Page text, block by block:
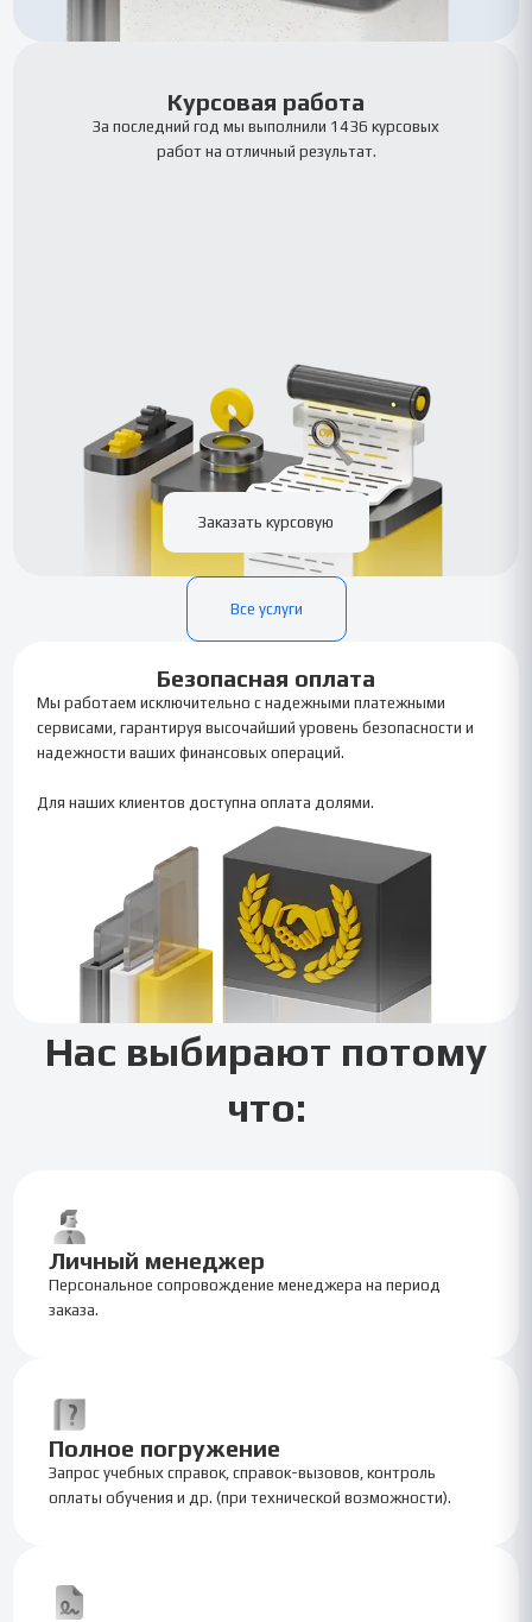
Курсовая работа
За последний год мы выполнили 1436 курсовых
работ на отличный результат.
Заказать курсовую
Все услуги
Безопасная оплата
Мы работаем исключительно с надежными платежными
сервисами, гарантируя высочайший уровень безопасности и
надежности ваших финансовых операций.
Для наших клиентов доступна оплата долями.
Нас выбирают потому
что:
Личный менеджер
Персональное сопровождение менеджера на период
заказа.
Полное погружение
Запрос учебных справок, справок-вызовов, контроль
оплаты обучения и др. (при технической возможности).